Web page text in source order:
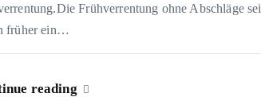
Frühverrentung ohne Abschläge sei
früher ein…
reading